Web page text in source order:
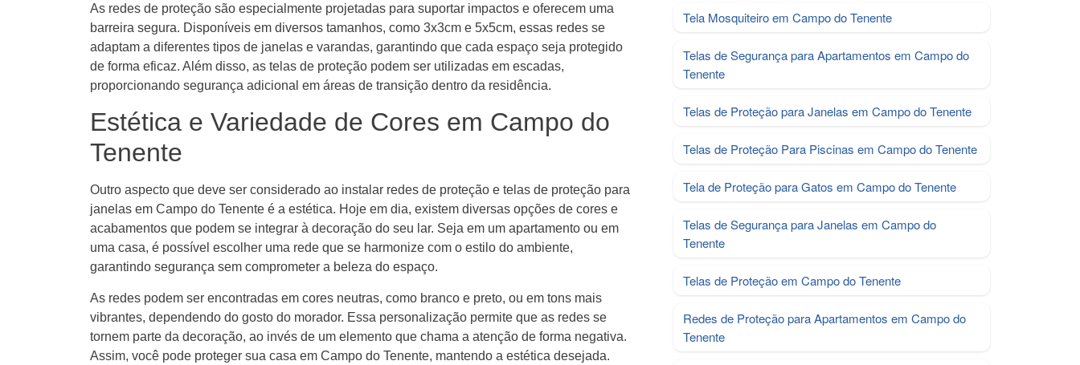
As redes de proteção são especialmente projetadas para suportar impactos e oferecem uma
barreira segura. Disponíveis em diversos tamanhos, como 3x3cm e 5x5cm, essas redes se
adaptam a diferentes tipos de janelas e varandas, garantindo que cada espaço seja protegido
de forma eficaz. Além disso, as telas de proteção podem ser utilizadas em escadas,
proporcionando segurança adicional em áreas de transição dentro da residência.
Estética e Variedade de Cores em Campo do
Tenente
Outro aspecto que deve ser considerado ao instalar redes de proteção e telas de proteção para
janelas em Campo do Tenente é a estética. Hoje em dia, existem diversas opções de cores e
acabamentos que podem se integrar à decoração do seu lar. Seja em um apartamento ou em
uma casa, é possível escolher uma rede que se harmonize com o estilo do ambiente,
garantindo segurança sem comprometer a beleza do espaço.
As redes podem ser encontradas em cores neutras, como branco e preto, ou em tons mais
vibrantes, dependendo do gosto do morador. Essa personalização permite que as redes se
tornem parte da decoração, ao invés de um elemento que chama a atenção de forma negativa.
Assim, você pode proteger sua casa em Campo do Tenente, mantendo a estética desejada.
Tela Mosquiteiro em Campo do Tenente
Telas de Segurança para Apartamentos em Campo do
Tenente
Telas de Proteção para Janelas em Campo do Tenente
Telas de Proteção Para Piscinas em Campo do Tenente
Tela de Proteção para Gatos em Campo do Tenente
Telas de Segurança para Janelas em Campo do
Tenente
Telas de Proteção em Campo do Tenente
Redes de Proteção para Apartamentos em Campo do
Tenente